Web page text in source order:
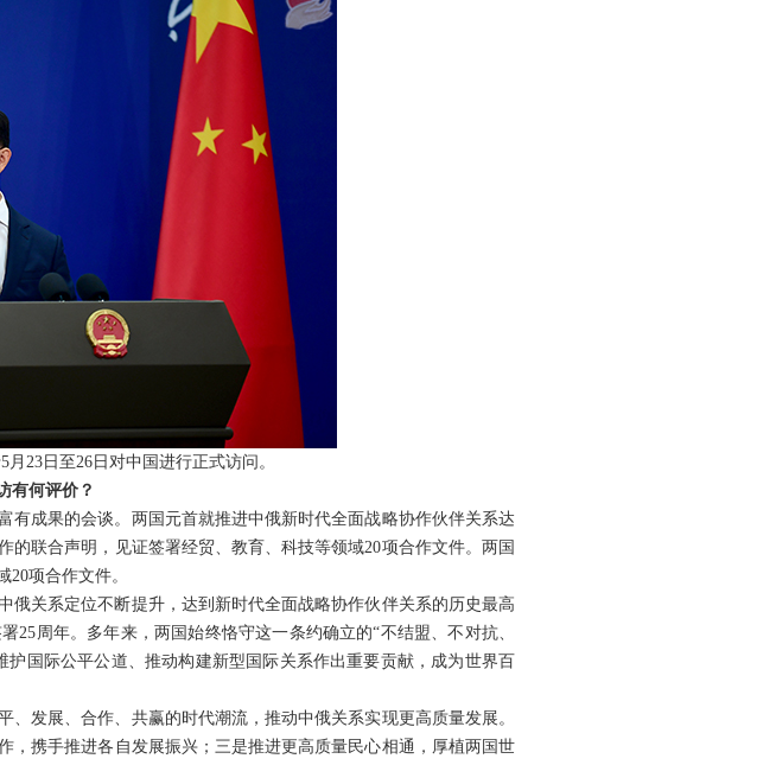
23日至26日对中国进行正式访问。
有何评价？
成果的会谈。两国元首就推进中俄新时代全面战略协作伙伴关系达
联合声明，见证签署经贸、教育、科技等领域20项合作文件。两国
项合作文件。
俄关系定位不断提升，达到新时代全面战略协作伙伴关系的历史最高
周年。多年来，两国始终恪守这一条约确立的“不结盟、不对抗、
国际公平公道、推动构建新型国际关系作出重要贡献，成为世界百
发展、合作、共赢的时代潮流，推动中俄关系实现更高质量发展。
携手推进各自发展振兴；三是推进更高质量民心相通，厚植两国世